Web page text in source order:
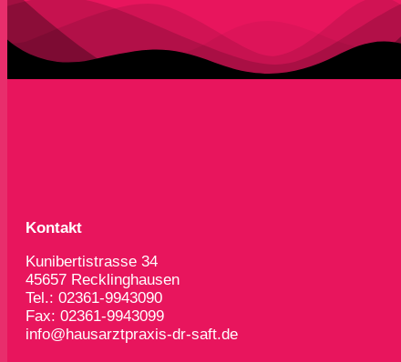
Kontakt
Kunibertistrasse 34
45657 Recklinghausen
Tel.: 02361-9943090
Fax: 02361-9943099
info@hausarztpraxis-dr-saft.de